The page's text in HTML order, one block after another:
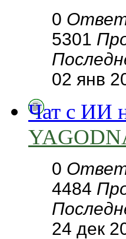
0
5301
02 янв
Чат с ИИ
0
4484
24 дек